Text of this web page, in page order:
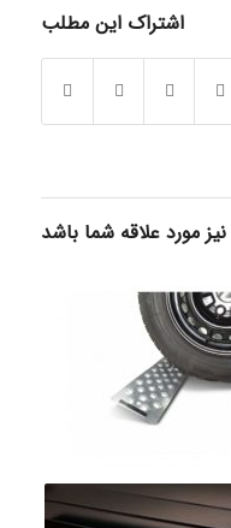
اشتراک این مطلب
مورد علاقه شما باشد